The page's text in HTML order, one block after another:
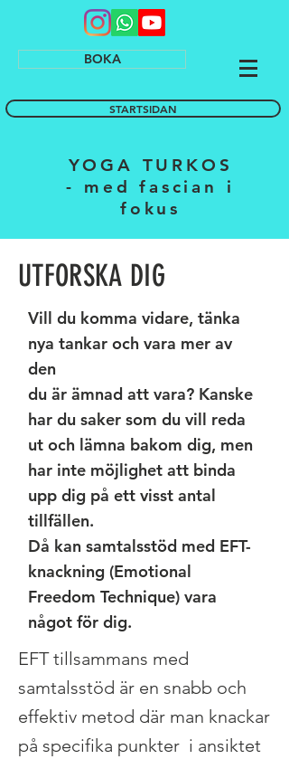
BOKA
STARTSIDAN
YOGA TURKOS
- med fascian i
fokus
UTFORSKA DIG
Vill du komma vidare, tänka
nya tankar och vara mer av
den
du är ämnad att vara? Kanske
har du saker som du vill reda
ut och lämna bakom dig, men
har inte möjlighet att binda
upp dig på ett visst antal
tillfällen.
Då kan samtalsstöd med EFT-
knackning (Emotional
Freedom Technique) vara
något för dig.
EFT tillsammans med
samtalsstöd är en snabb och
effektiv metod där man knackar
på specifika punkter i ansiktet